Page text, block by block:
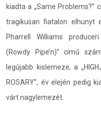
kiadta a „Same Problems?”
tragikusan fiatalon elhunyt
Pharrell Williams
(Rowdy Pipe’n)” című
legújabb kislemeze, a
ROSARY”, év elején pedig
várt nagylemezét.